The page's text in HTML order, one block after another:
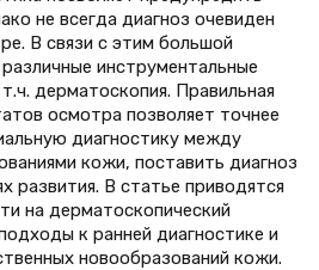
не всегда диагноз очевиден
В связи с этим большой
инструментальные
дерматоскопия. Правильная
осмотра позволяет точнее
диагностику между
кожи, поставить диагноз
развития. В статье приводятся
на дерматоскопический
к ранней диагностике и
новообразований кожи.